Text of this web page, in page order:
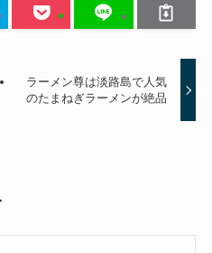
ラーメン尊は淡路島で人気
のたまねぎラーメンが絶品